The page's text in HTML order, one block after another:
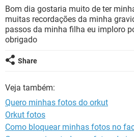
INSTAGRAM
GUIA DE COMPRAS
OUTLOOK
INSTAGRAM
JOGOS
CELULAR
OUTLOOK
INSTAGRAM
Bom dia gostaria muito de ter
muitas recordações da minha
passos da minha filha eu imploro
obrigado
Share
Veja também:
Quero minhas fotos do orkut
Orkut fotos
Como bloquear minhas fotos no